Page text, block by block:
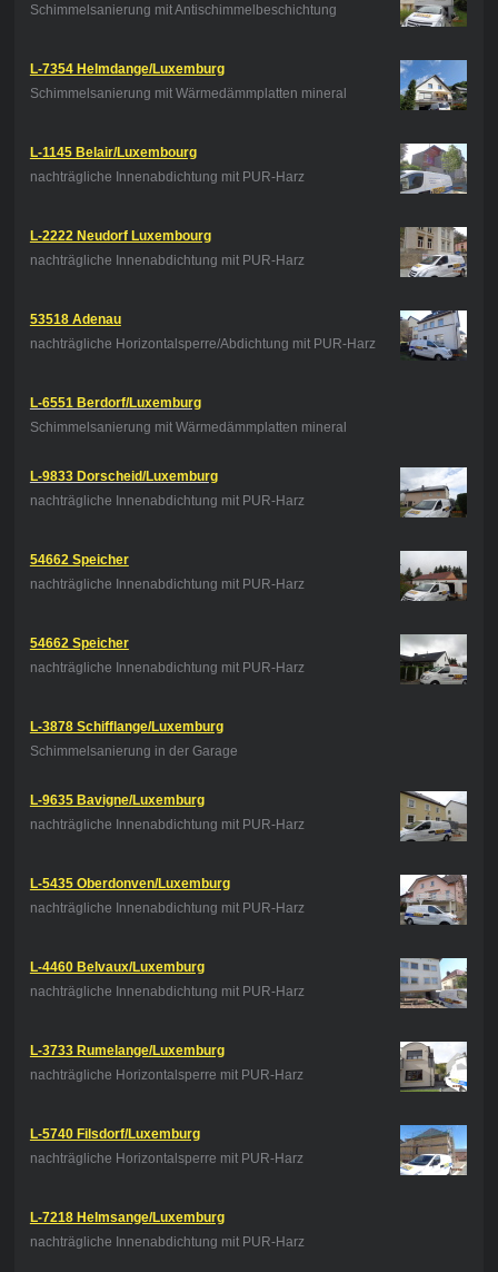
Schimmelsanierung mit Antischimmelbeschichtung
L-7354 Helmdange/Luxemburg
Schimmelsanierung mit Wärmedämmplatten mineral
L-1145 Belair/Luxembourg
nachträgliche Innenabdichtung mit PUR-Harz
L-2222 Neudorf Luxembourg
nachträgliche Innenabdichtung mit PUR-Harz
53518 Adenau
nachträgliche Horizontalsperre/Abdichtung mit PUR-Harz
L-6551 Berdorf/Luxemburg
Schimmelsanierung mit Wärmedämmplatten mineral
L-9833 Dorscheid/Luxemburg
nachträgliche Innenabdichtung mit PUR-Harz
54662 Speicher
nachträgliche Innenabdichtung mit PUR-Harz
54662 Speicher
nachträgliche Innenabdichtung mit PUR-Harz
L-3878 Schifflange/Luxemburg
Schimmelsanierung in der Garage
L-9635 Bavigne/Luxemburg
nachträgliche Innenabdichtung mit PUR-Harz
L-5435 Oberdonven/Luxemburg
nachträgliche Innenabdichtung mit PUR-Harz
L-4460 Belvaux/Luxemburg
nachträgliche Innenabdichtung mit PUR-Harz
L-3733 Rumelange/Luxemburg
nachträgliche Horizontalsperre mit PUR-Harz
L-5740 Filsdorf/Luxemburg
nachträgliche Horizontalsperre mit PUR-Harz
L-7218 Helmsange/Luxemburg
nachträgliche Innenabdichtung mit PUR-Harz